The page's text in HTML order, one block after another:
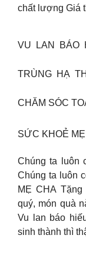
chất lượng Giá
VU LAN BÁO
TRÙNG HẠ
CHĂM SÓC
SỨC KHOẺ
Chúng ta luôn
Chúng ta luôn
MẸ CHA
quý, món quà
Vu lan báo
sinh thành thì